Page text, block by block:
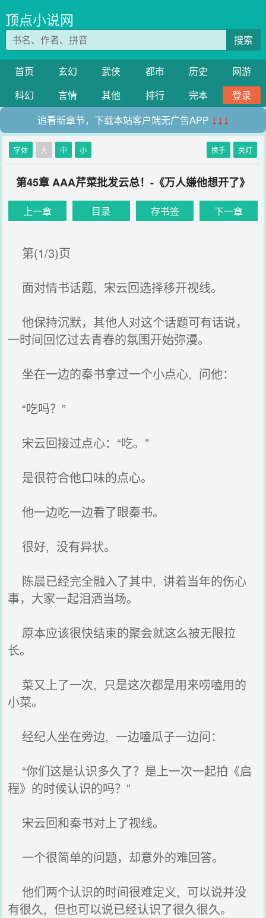
顶点小说网
搜索
首页 玄幻 武侠 都市 历史
网游
科幻
言情 其他 排行 完本
登录
追看新章节，下载本站客户端无广告APP ↓↓↓
字体 大 中 小 换手 关灯
第45章 AAA芹菜批发云总！-《万人嫌他想开了》
上一章 目录 存书签 下一章
第(1/3)页
面对情书话题, 宋云回选择移开视线。
他保持沉默，其他人对这个话题可有话说，
一时间回忆过去青春的氛围开始弥漫。
坐在一边的秦书拿过一个小点心, 问他：
“吃吗？”
宋云回接过点心：“吃。”
是很符合他口味的点心。
他一边吃一边看了眼秦书。
很好, 没有异状。
陈晨已经完全融入了其中, 讲着当年的伤心
事，大家一起泪洒当场。
原本应该很快结束的聚会就这么被无限拉
长。
菜又上了一次, 只是这次都是用来唠嗑用的
小菜。
经纪人坐在旁边, 一边嗑瓜子一边问：
“你们这是认识多久了？是上一次一起拍《启
程》的时候认识的吗？”
宋云回和秦书对上了视线。
一个很简单的问题，却意外的难回答。
他们两个认识的时间很难定义, 可以说并没
有很久, 但也可以说已经认识了很久很久。